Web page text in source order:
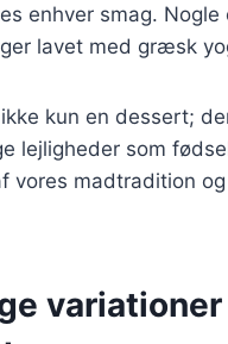
enhver smag.
lavet med græsk
kun en dessert;
lejligheder som
vores madtradition